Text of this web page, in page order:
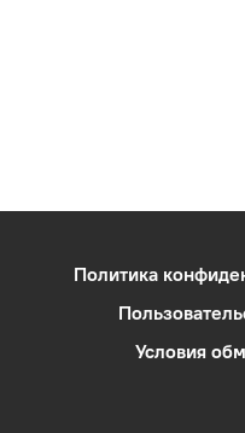
Политика
Условия